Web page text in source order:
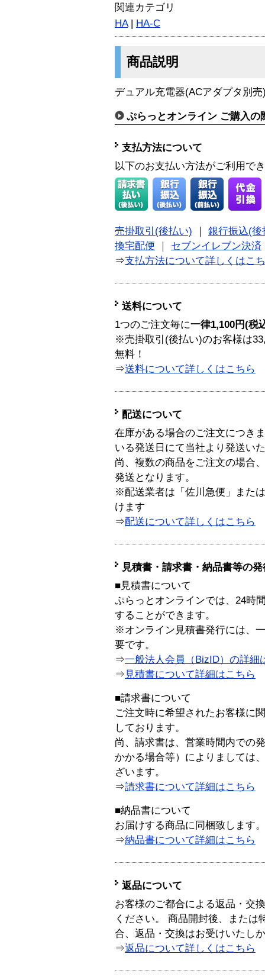
関連カテゴリ
HA| HA-C
商品説明
デュアル充電器(ACアダプタ別売
ぷらっとオンライン ご購入の
支払方法について
以下のお支払い方法がご利用で
売掛取引(後払い)
銀行振込(後
換宅配便
セブンイレブン決済
⇒支払方法について詳しくはこ
送料について
1つのご注文毎に一律1,100円(税
※売掛取引(後払い)のお客様は
無料！
⇒送料について詳しくはこちら
配送について
在庫がある場合のご注文につき
いる発送日にて当社より発送い
尚、複数の商品をご注文の場合
発送となります。
※配送業者は「佐川急便」また
けます
⇒配送について詳しくはこちら
見積書・請求書・納品書等の
■見積書について
ぷらっとオンラインでは、24時
することができます。
※オンライン見積書発行には、
要です。
⇒一般法人会員（BizID）の詳細
⇒ 見積書について詳細はこちら
■請求書について
ご注文時に希望されたお客様に
しております。
尚、請求書は、営業時間内での
かかる場合等）によりましては
ざいます。
⇒請求書について詳細はこちら
■納品書について
お届けする商品に同梱致します。
⇒納品書について詳細はこちら
返品について
お客様のご都合による返品・交
ください。 商品開封後、または
合、返品・交換はお受けいたし
⇒返品について詳しくはこちら